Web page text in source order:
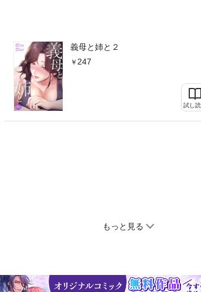
義母と姉と２
247
試し
もっと見る